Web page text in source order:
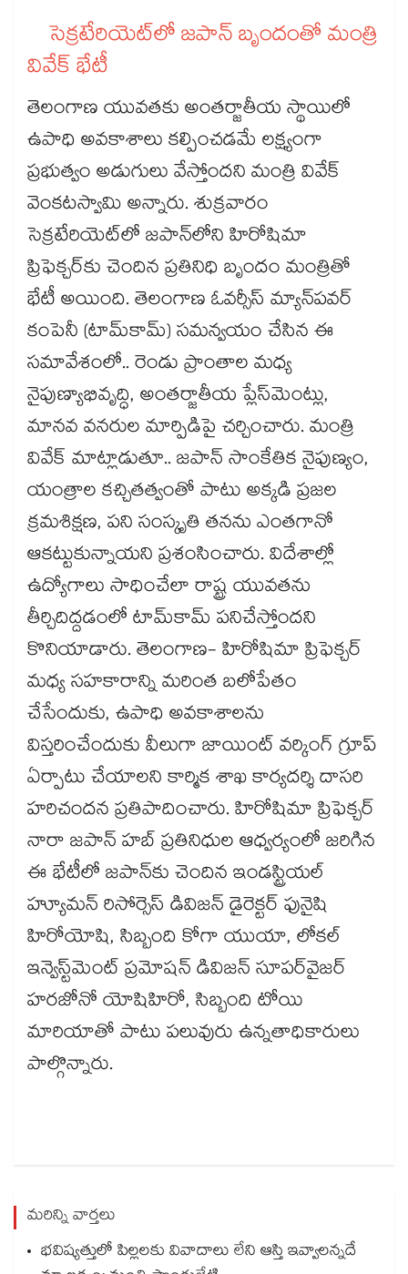
సెక్రటేరియెట్‌‌‌‌లో జపాన్‌‌‌‌ బృందంతో మంత్రి
వివేక్‌‌‌‌ భేటీ
తెలంగాణ యువతకు అంతర్జాతీయ స్థాయిలో
ఉపాధి అవకాశాలు కల్పించడమే లక్ష్యంగా
ప్రభుత్వం అడుగులు వేస్తోందని మంత్రి వివేక్
వెంకటస్వామి అన్నారు. శుక్రవారం
సెక్రటేరియెట్‌‌‌‌లో జపాన్‌‌‌‌లోని హిరోషిమా
ప్రిఫెక్చర్‌‌‌‌కు చెందిన ప్రతినిధి బృందం మంత్రితో
భేటీ అయింది. తెలంగాణ ఓవర్సీస్ మ్యాన్‌‌‌‌పవర్
కంపెనీ (టామ్‌‌‌‌కామ్) సమన్వయం చేసిన ఈ
సమావేశంలో.. రెండు ప్రాంతాల మధ్య
నైపుణ్యాభివృద్ధి, అంతర్జాతీయ ప్లేస్‌‌‌‌మెంట్లు,
మానవ వనరుల మార్పిడిపై చర్చించారు. మంత్రి
వివేక్ మాట్లాడుతూ.. జపాన్ సాంకేతిక నైపుణ్యం,
యంత్రాల కచ్చితత్వంతో పాటు అక్కడి ప్రజల
క్రమశిక్షణ, పని సంస్కృతి తనను ఎంతగానో
ఆకట్టుకున్నాయని ప్రశంసించారు. విదేశాల్లో
ఉద్యోగాలు సాధించేలా రాష్ట్ర యువతను
తీర్చిదిద్దడంలో టామ్‌‌‌‌కామ్‌‌‌‌ పనిచేస్తోందని
కొనియాడారు. తెలంగాణ- హిరోషిమా ప్రిఫెక్చర్
మధ్య సహకారాన్ని మరింత బలోపేతం
చేసేందుకు, ఉపాధి అవకాశాలను
విస్తరించేందుకు వీలుగా జాయింట్ వర్కింగ్ గ్రూప్
ఏర్పాటు చేయాలని కార్మిక శాఖ కార్యదర్శి దాసరి
హరిచందన ప్రతిపాదించారు. హిరోషిమా ప్రిఫెక్చర్
నారా జపాన్ హబ్ ప్రతినిధుల ఆధ్వర్యంలో జరిగిన
ఈ భేటీలో జపాన్‌‌‌‌కు చెందిన ఇండస్ట్రియల్
హ్యూమన్ రిసోర్సెస్ డివిజన్ డైరెక్టర్ ఫునైషి
హిరోయోషి, సిబ్బంది కోగా యుయా, లోకల్
ఇన్వెస్ట్‌‌‌‌మెంట్ ప్రమోషన్ డివిజన్ సూపర్‌‌‌‌వైజర్
హరజోనో యోషిహిరో, సిబ్బంది టోయి
మారియాతో పాటు పలువురు ఉన్నతాధికారులు
పాల్గొన్నారు.
మరిన్ని వార్తలు
భవిష్యత్తులో పిల్లలకు వివాదాలు లేని ఆస్తి ఇవ్వాలన్నదే